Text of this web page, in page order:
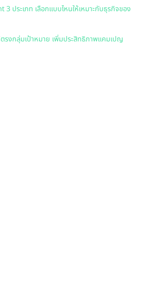
ประเภท เลือกแบบไหนให้เหมาะกับธุรกิจของ
รงกลุ่มเป้าหมาย เพิ่มประสิทธิภาพแคมเปญ